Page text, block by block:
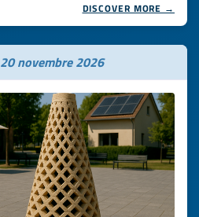
DISCOVER MORE →
20 novembre 2026